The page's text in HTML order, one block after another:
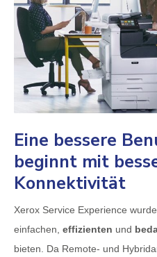
Eine bessere
beginnt mit
Konnektivität
Xerox Service Experience
einfachen, effizienten und
bieten. Da Remote- und